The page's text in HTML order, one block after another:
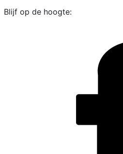
Blijf op de hoogte: